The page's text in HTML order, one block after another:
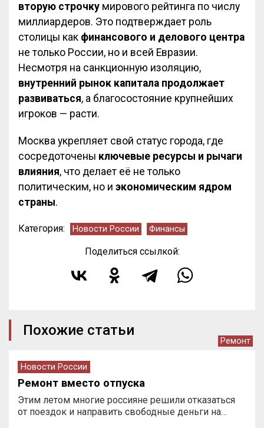
вторую строчку мирового рейтинга по числу
миллиардеров. Это подтверждает роль
столицы как финансового и делового центра
не только России, но и всей Евразии.
Несмотря на санкционную изоляцию,
внутренний рынок капитала продолжает
развиваться, а благосостояние крупнейших
игроков — расти.
Москва укрепляет свой статус города, где
сосредоточены ключевые ресурсы и рычаги
влияния, что делает её не только
политическим, но и экономическим ядром
страны.
Категория: Новости России Финансы
Поделиться ссылкой:
Похожие статьи
Ремонт
Новости России
Ремонт вместо отпуска
Этим летом многие россияне решили отказаться
от поездок и направить свободные деньги на…